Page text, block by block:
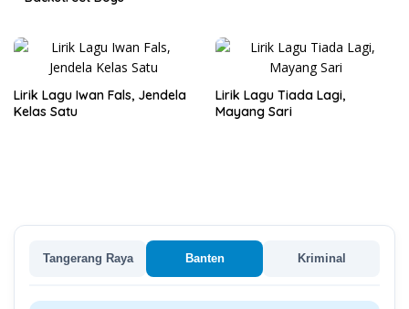
Lirik Lagu Iwan Fals, Jendela
Kelas Satu
Lirik Lagu Tiada Lagi,
Mayang Sari
Tangerang Raya Banten Kriminal